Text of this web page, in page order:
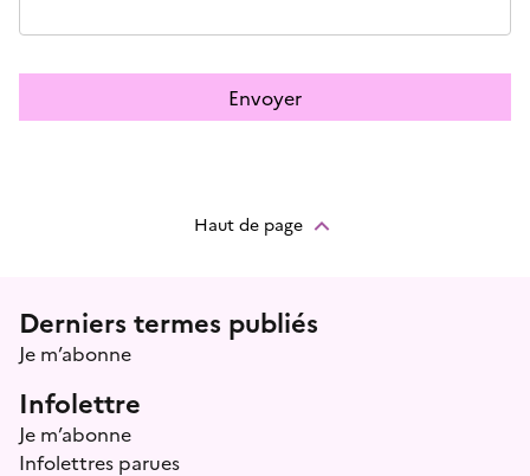
Envoyer
Haut de page
Menu prefooter
Derniers termes publiés
Je m’abonne
Infolettre
Je m’abonne
Infolettres parues